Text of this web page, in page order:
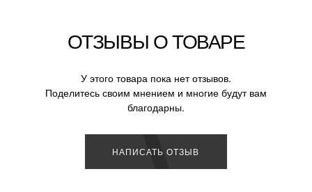
ОТЗЫВЫ О ТОВАРЕ
У этого товара пока нет отзывов.
Поделитесь своим мнением и многие будут вам
благодарны.
НАПИСАТЬ ОТЗЫВ